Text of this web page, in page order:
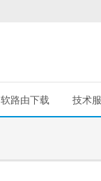
软路由下载 技术